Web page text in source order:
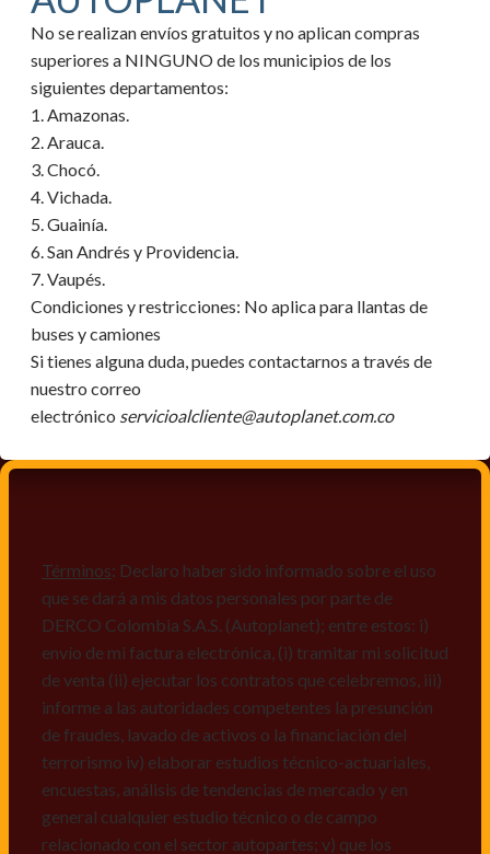
No se realizan envíos gratuitos y no aplican compras
superiores a NINGUNO de los municipios de los
siguientes departamentos:
1. Amazonas.
2. Arauca.
3. Chocó.
4. Vichada.
5. Guainía.
6. San Andrés y Providencia.
7. Vaupés.
Condiciones y restricciones: No aplica para llantas de
buses y camiones
Si tienes alguna duda, puedes contactarnos a través de
nuestro correo
electrónico servicioalcliente@autoplanet.com.co
Términos: Declaro haber sido informado sobre el uso
que se dará a mis datos personales por parte de
DERCO Colombia S.A.S. (Autoplanet); entre estos: i)
envío de mi factura electrónica, (i) tramitar mi solicitud
de venta (ii) ejecutar los contratos que celebremos, iii)
informe a las autoridades competentes la presunción
de fraudes, lavado de activos o la financiación del
terrorismo iv) elaborar estudios técnico-actuariales,
encuestas, análisis de tendencias de mercado y en
general cualquier estudio técnico o de campo
relacionado con el sector autopartes; v) que los